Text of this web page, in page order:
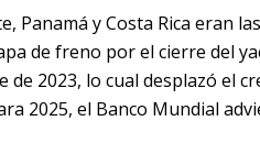
Panamá y Costa Rica eran
de freno por el cierre del
de 2023, lo cual desplazó el
2025, el Banco Mundial